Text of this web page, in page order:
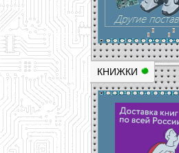
КНИЖКИ